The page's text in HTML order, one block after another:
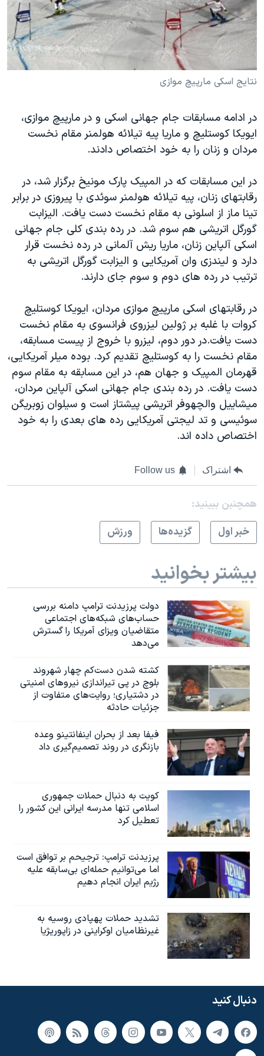
فرهنگ و زندگی
حقوق شهروندی
اقتصادی
گالری عکس
آرشیو پخش زنده
مستندها
انتخابات ریاست جمهوری آمریکا ۲۰۲۴
حمله جمهوری اسلامی به اسرائیل
اعتراضات زن، زندگی، آزادی
مجموعه مستندهای دادخواهی
دادگاه حمید نوری
چهل سال گروگان‌گیری
قانون شفافیت دارائی کادر رهبری ایران
اعتراضات مردمی آبان ۹۸
اسرائیل در جنگ
نرگس محمدی برنده جایزه نوبل صلح
همایش محافظه‌کاران آمریکا «سی‌پک»
صفحه‌های ویژه
سفر پرزیدنت ترامپ به چین
دنبال کنید
زبانهای مختلف
نتایج اسکی مارپیچ موازی
در ادامه مسابقات جام جهانی اسکی و در مارپیچ موازی،
ایویکا کوستلیچ و ماریا پیه تیلائه هولمنر مقام نخست
مردان و زنان را به خود اختصاص دادند.
در این مسابقات که در المپیک پارک مونیخ برگزار شد، در
رقابتهای زنان، پیه تیلائه هولمنر سوئدی با پیروزی در برابر
تینا ماز از اسلونی به مقام نخست دست یافت. الیزابت
گورگل اتریشی هم سوم شد. در رده بندی کلی جام جهانی
اسکی آلپاین زنان، ماریا ریش آلمانی در رده نخست قرار
دارد و لیندزی وان آمریکایی و الیزابت گورگل اتریشی به
ترتیب در رده های دوم و سوم جای دارند.
در رقابتهای اسکی مارپیچ موازی مردان، ایویکا کوستلیچ
کروات با غلبه بر ژولین لیزروی فرانسوی به مقام نخست
دست یافت.در دور دوم، لیزرو با خروج از پیست مسابقه،
مقام نخست را به کوستلیچ تقدیم کرد. بوده میلر آمریکایی،
قهرمان المپیک و جهان هم، در این مسابقه به مقام سوم
دست یافت. در رده بندی جام جهانی اسکی آلپاین مردان،
میشاییل والچهوفر اتریشی پیشتاز است و سیلوان زوبریگن
سوئیسی و تد لیجتی آمریکایی رده های بعدی را به خود
اختصاص داده اند.
اشتراک Follow us
همچنبن ببینید:
خبر اول
گزيده‌ها ورزش
بیشتر بخوانید
دولت پرزیدنت ترامپ دامنه بررسی
حساب‌های شبکه‌های اجتماعی
متقاضیان ویزای آمریکا را گسترش
می‌دهد
کشته شدن دست‌کم چهار شهروند
بلوچ در پی تیراندازی نیروهای امنیتی
در دشتیاری؛ روایت‌های متفاوت از
جزئیات حادثه
فیفا بعد از بحران اینفانتینو وعده
بازنگری در روند تصمیم‌گیری داد
کویت به دنبال حملات جمهوری
اسلامی تنها مدرسه ایرانی این کشور را
تعطیل کرد
پرزیدنت ترامپ: ترجیحم بر توافق است
اما می‌توانیم حمله‌ای بی‌سابقه علیه
رژیم ایران انجام دهیم
تشدید حملات پهپادی روسیه به
غیرنظامیان اوکراینی در زاپوریژیا
دنبال کنید